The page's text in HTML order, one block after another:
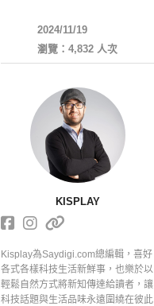
2024/11/19
瀏覽：4,832 人次
KISPLAY
Kisplay為Saydigi.com總編輯，喜好
各式各樣科技生活新鮮事，也樂於以
輕鬆自然方式將新知傳達給讀者，讓
科技話題與生活品味永遠圍繞在彼此